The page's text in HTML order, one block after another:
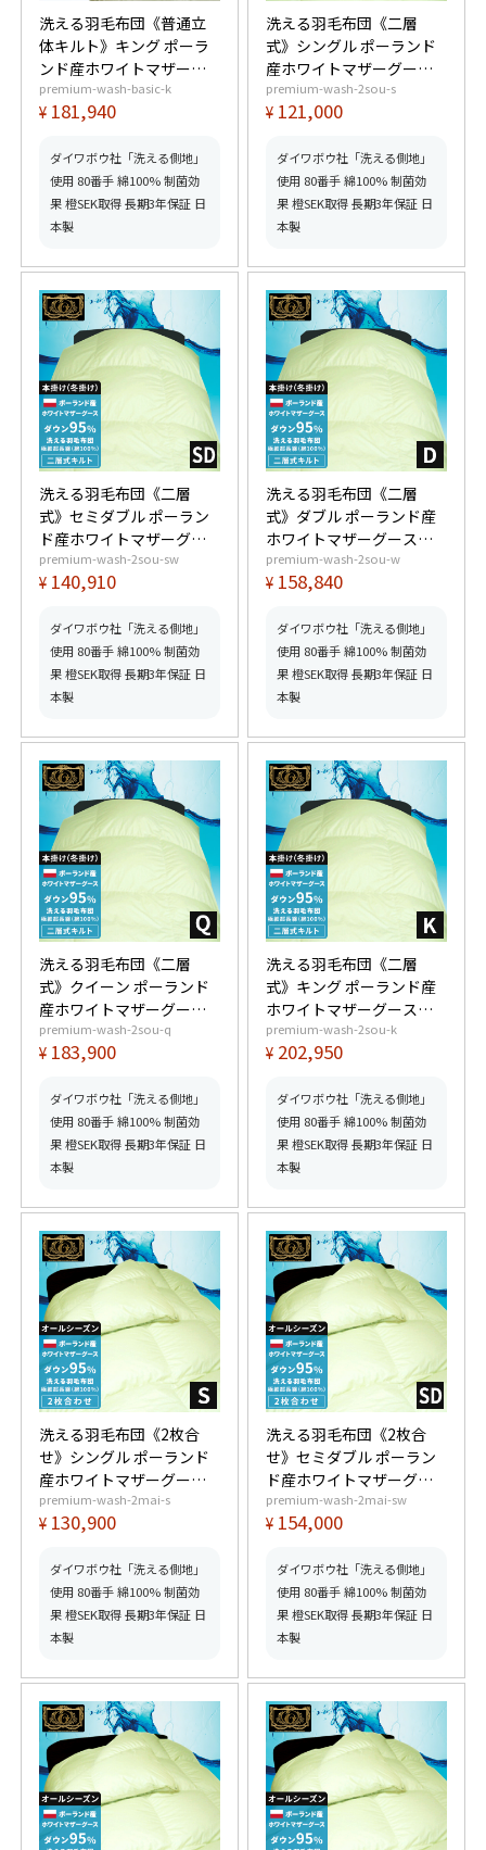
洗える羽毛布団《普通立
体キルト》キング ポーラ
ンド産ホワイトマザーグ
ースダウン95% (440dp以
上) 羽毛量2.0kg 【6つ星
得】【グッドふとんマー
ク取得】
premium-wash-basic-k
¥ 181,940
ダイワボウ社「洗える側地」
使用 80番手 綿100% 制菌効
果 橙SEK取得 長期3年保証 日
本製
洗える羽毛布団《二層
式》シングル ポーランド
産ホワイトマザーグース
ダウン95% (440dp以上)
羽毛量1.4kg 【6つ星プレ
【グッドふとんマーク取
得】
premium-wash-2sou-s
¥ 121,000
ダイワボウ社「洗える側地」
使用 80番手 綿100% 制菌効
果 橙SEK取得 長期3年保証 日
本製
洗える羽毛布団《二層
式》セミダブル ポーラン
ド産ホワイトマザーグー
スダウン95% (440dp以
上) 羽毛量1.6kg 【6つ星
得】【グッドふとんマー
ク取得】
premium-wash-2sou-sw
¥ 140,910
ダイワボウ社「洗える側地」
使用 80番手 綿100% 制菌効
果 橙SEK取得 長期3年保証 日
本製
洗える羽毛布団《二層
式》ダブル ポーランド産
ホワイトマザーグースダ
ウン95% (440dp以上) 羽
毛量1.8kg 【6つ星プレミ
ッドふとんマーク取得】
premium-wash-2sou-w
¥ 158,840
ダイワボウ社「洗える側地」
使用 80番手 綿100% 制菌効
果 橙SEK取得 長期3年保証 日
本製
洗える羽毛布団《二層
式》クイーン ポーランド
産ホワイトマザーグース
ダウン95% (440dp以上)
羽毛量2.0kg 【6つ星プレ
【グッドふとんマーク取
得】
premium-wash-2sou-q
¥ 183,900
ダイワボウ社「洗える側地」
使用 80番手 綿100% 制菌効
果 橙SEK取得 長期3年保証 日
本製
洗える羽毛布団《二層
式》キング ポーランド産
ホワイトマザーグースダ
ウン95% (440dp以上) 羽
毛量2.2kg 【6つ星プレミ
ッドふとんマーク取得】
premium-wash-2sou-k
¥ 202,950
ダイワボウ社「洗える側地」
使用 80番手 綿100% 制菌効
果 橙SEK取得 長期3年保証 日
本製
洗える羽毛布団《2枚合
せ》シングル ポーランド
産ホワイトマザーグース
ダウン95% (440dp以上)
合掛0.9kg、薄掛0.5kg
ド取得】【グッドふとん
マーク取得】
premium-wash-2mai-s
¥ 130,900
ダイワボウ社「洗える側地」
使用 80番手 綿100% 制菌効
果 橙SEK取得 長期3年保証 日
本製
洗える羽毛布団《2枚合
せ》セミダブル ポーラン
ド産ホワイトマザーグー
スダウン95% (440dp以
上) 合掛1.0kg、薄掛0.6kg
ド取得】【グッドふとん
マーク取得】
premium-wash-2mai-sw
¥ 154,000
ダイワボウ社「洗える側地」
使用 80番手 綿100% 制菌効
果 橙SEK取得 長期3年保証 日
本製